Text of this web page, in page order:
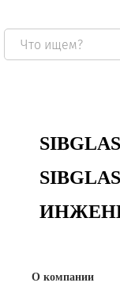
О компании